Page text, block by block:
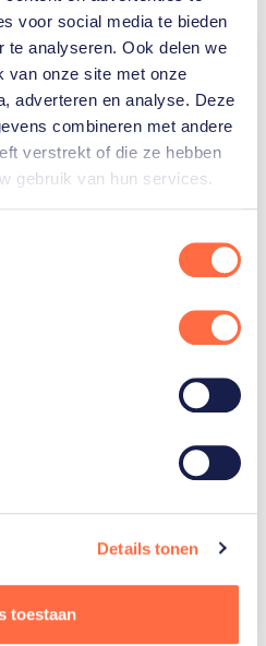
voor social media te bieden
te analyseren. Ook delen we
van onze site met onze
adverteren en analyse. Deze
combineren met andere
verstrekt of die ze hebben
gebruik van hun services.
Details tonen
toestaan